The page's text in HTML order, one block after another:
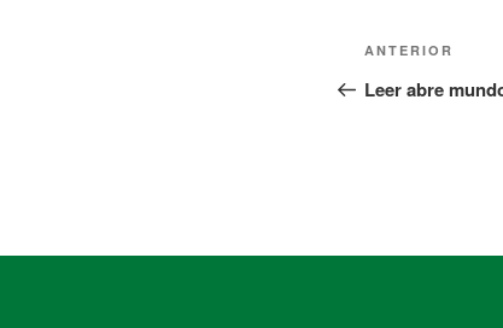
ANTERIOR
Leer abre